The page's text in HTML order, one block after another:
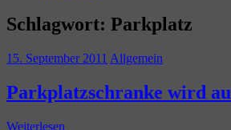
Schlagwort: Parkplatz
15. September 2011 Allgemein
Parkplatzschranke wird
Weiterlesen